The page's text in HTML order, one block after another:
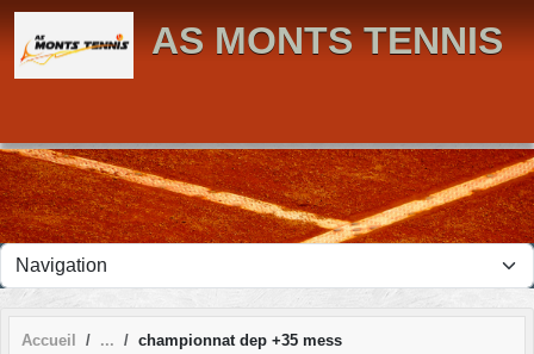
AS MONTS TENNIS
Accueil championnat dep +35 mess
Panneau de gestion des cookies